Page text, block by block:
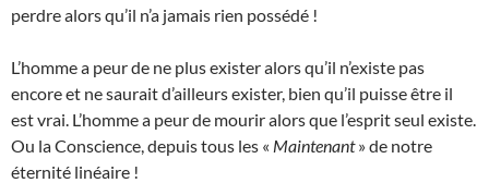
perdre alors qu’il n’a jamais rien possédé !
L’homme a peur de ne plus exister alors qu’il n’existe pas
encore et ne saurait d’ailleurs exister, bien qu’il puisse être il
est vrai. L’homme a peur de mourir alors que l’esprit seul existe.
Ou la Conscience, depuis tous les « Maintenant» de notre
éternité linéaire !